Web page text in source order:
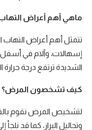
ماهي أهم أعراض
تتمثل أهم أعراض التهاب
إسهالات، وآلام في أسفل
الشديدة ترتفع درجة
كيف تشخصون المرض؟
لتشخيص المرض نقوم
وتحاليل البراز، كما قد